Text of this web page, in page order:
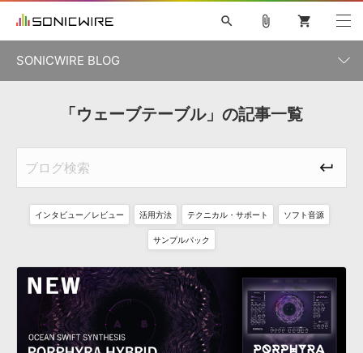
ソフト音源 »
プラグイン・エフェクト »
サンプルパック »
ソフトウェア／ツール »
DAW »
キャンペーン »
特集 »
ニュースレター »
SONICWIREブログ »
DTMガイド »
FAQ »
音楽カード製作サービス
楽曲配信流通サービス
search
初音ミク V4X 鏡音リン・レン V4X
巡音ルカ V4X
SYLENTH1
VOCALOID VIENNA
ライセンスフリーBGM
TOONTRACK
DUBSTEP
ELECTRONICA EDM TRANCE ROUTER.FM
プラグイン・エフェクト
ソフトウェア／ツール DAW 効果音 BGM
attach_file shopping_cart
SONICWIRE BLOG
カテゴリ一覧
記事一覧
「ウェーブテーブル」の記事一覧
インタビュー／レビュー 活用方法 テクニカル・サポート ソフト音源
サンプルパック